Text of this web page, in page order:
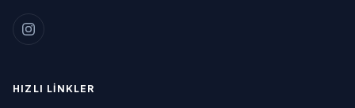
HIZLI LINKLER